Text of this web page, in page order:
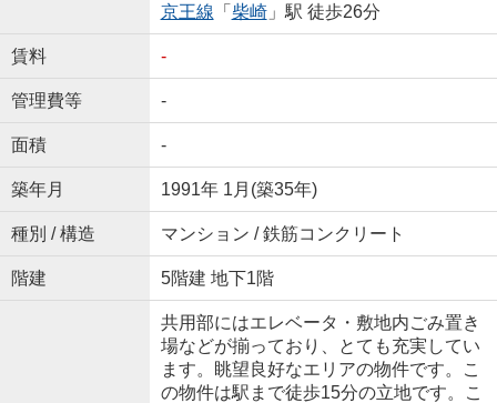
京王線 「 柴崎」駅 徒歩26分
賃料 -
管理費等 -
面積 -
築年月 1991年 1月(築35年)
種別 / 構造 マンション / 鉄筋コンクリート
階建 5階建 地下1階
共用部にはエレベータ・敷地内ごみ置き
場などが揃っており、とても充実してい
ます。眺望良好なエリアの物件です。こ
の物件は駅まで徒歩15分の立地です。こ